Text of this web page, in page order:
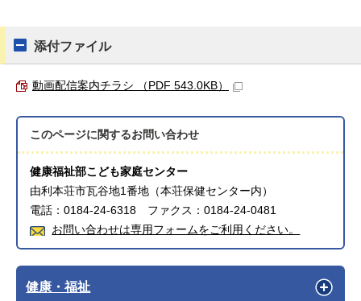
添付ファイル
動画配信案内チラシ （PDF 543.0KB）
このページに関するお問い合わせ
健康福祉部こども家庭センター
由利本荘市瓦谷地1番地（本荘保健センター内）
電話：0184-24-6318 ファクス：0184-24-0481
お問い合わせは専用フォームをご利用ください。
健康・福祉